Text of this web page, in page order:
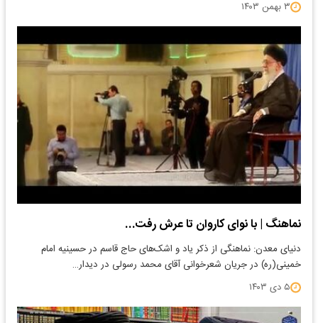
۳ بهمن ۱۴۰۳
نماهنگ | با نوای کاروان تا عرش رفت‌...
دنیای معدن: نماهنگی از ذکر یاد و اشک‌های حاج قاسم در حسینیه امام
خمینی(ره) در جریان شعرخوانی آقای محمد رسولی در دیدار…
۵ دی ۱۴۰۳